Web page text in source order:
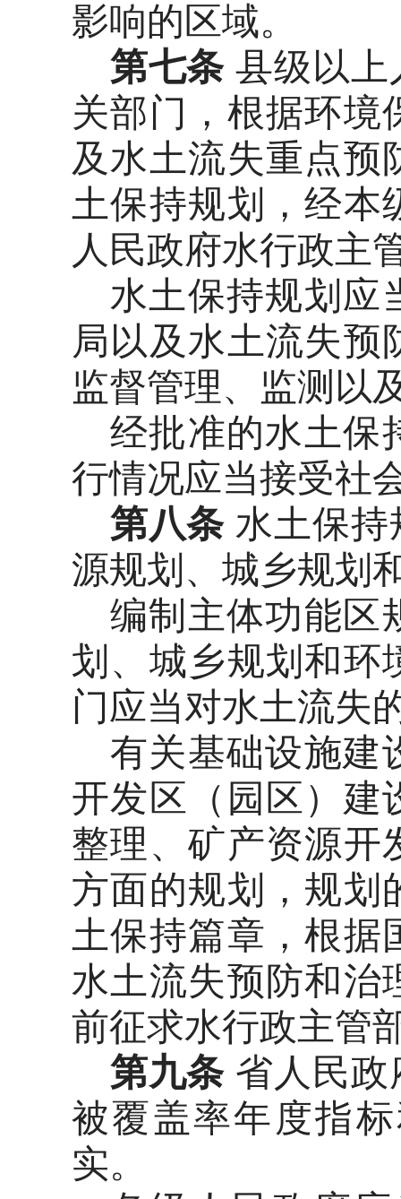
影响的区域。
第七条 县级以上
关部门，根据环境
及水土流失重点预
土保持规划，经本
人民政府水行政主
水土保持规划应
局以及水土流失预
监督管理、监测以
经批准的水土保
行情况应当接受社
第八条 水土保持
源规划、城乡规划
编制主体功能区
划、城乡规划和环
门应当对水土流失
有关基础设施建
开发区（园区）建
整理、矿产资源开
方面的规划，规划
土保持篇章，根据
水土流失预防和治
前征求水行政主管
第九条 省人民政
被覆盖率年度指
实。